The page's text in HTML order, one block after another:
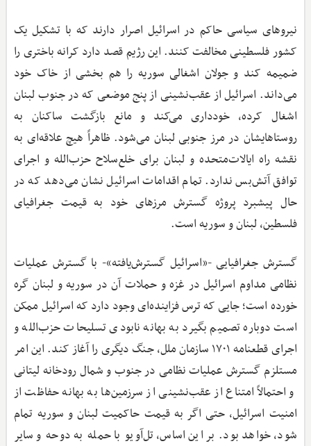
نیروهای سیاسی حاکم در اسرائیل اصرار دارند که با تشکیل یک
کشور فلسطینی مخالفت کنند. این رژیم قصد دارد کرانه باختری را
ضمیمه کند و جولان اشغالی سوریه را هم بخشی از خاک خود
می‌داند. اسرائیل از عقب‌نشینی از پنج موضعی که در جنوب لبنان
اشغال کرده، خودداری می‌کند و مانع بازگشت ساکنان به
روستاهایشان در مرز جنوبی لبنان می‌شود. ظاهراً هیچ علاقه‌ای به
نقشه راه ایالات‌متحده و لبنان برای خلع‌سلاح حزب‌الله و اجرای
توافق آتش‌بس ندارد. تمام اقدامات اسرائیل نشان می‌دهد که در
حال پیشبرد پروژه گسترش مرزهای خود به قیمت جغرافیای
فلسطین، لبنان و سوریه است.
گسترش جغرافیایی -«اسرائیل گسترش‌یافته»- با گسترش عملیات
نظامی مداوم اسرائیل در غزه و حملات آن در سوریه و لبنان گره
خورده است؛ جایی که ترس فزاینده‌ای وجود دارد که اسرائیل ممکن
است دوباره تصمیم بگیرد به بهانه نابودی تسلیحات حزب‌الله و
اجرای قطعنامه ۱۷۰۱ سازمان ملل، جنگ دیگری را آغاز کند. این امر
مستلزم گسترش عملیات نظامی در جنوب و شمال رودخانه لیتانی
و احتمالاً امتناع از عقب‌نشینی از سرزمین‌ها به بهانه حفاظت از
امنیت اسرائیل، حتی اگر به قیمت حاکمیت لبنان و سوریه تمام
شود، خواهد بود. بر این اساس، تل‌آویو با حمله به دوحه و سایر